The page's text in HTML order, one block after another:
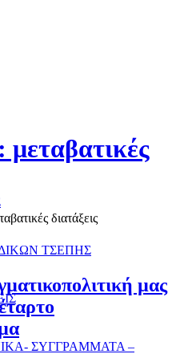
ΤΣΕΠΗΣ
ΣΥΓΓΡΑΜΜΑΤΑ –
διατάξεις
µας